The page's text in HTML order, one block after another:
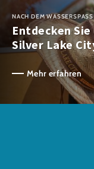
NACH DEM
Entdecken
Silver Lake
Mehr erfahren